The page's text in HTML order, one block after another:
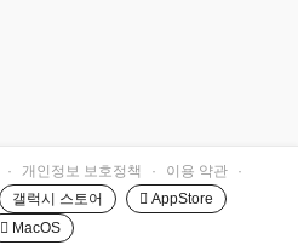
· 개인정보 보호정책 · 이용 약관
·
갤럭시 스토어
 AppStore
 MacOS